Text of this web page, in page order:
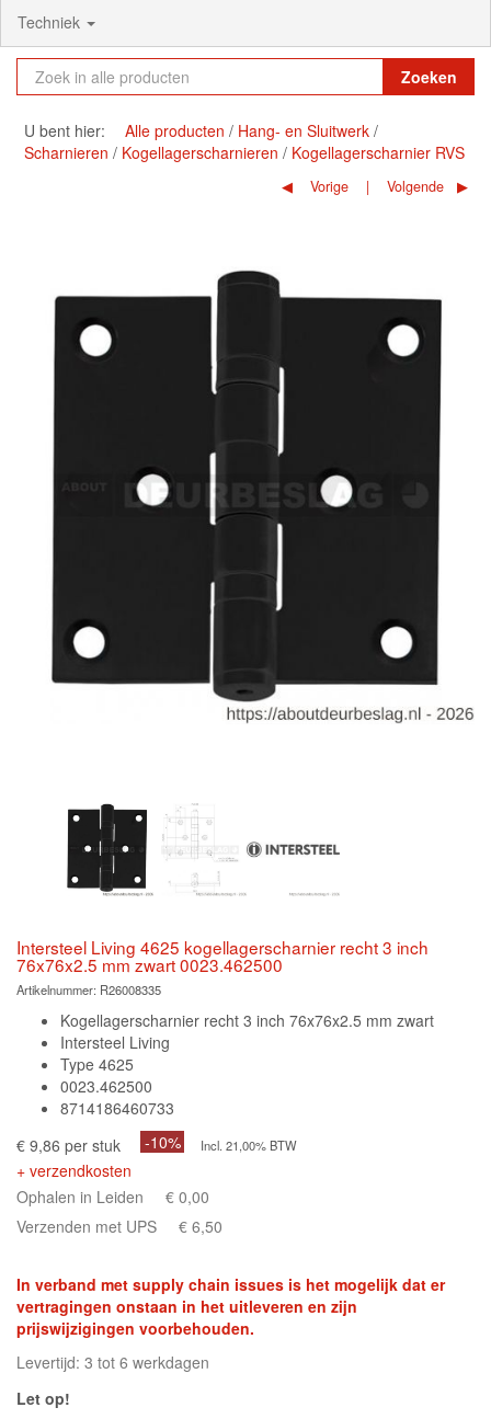
Techniek
Zoeken
U bent hier: Alle producten
Hang- en Sluitwerk
Scharnieren
Kogellagerscharnieren Kogellagerscharnier RVS
Vorige Volgende
Intersteel Living 4625 kogellagerscharnier recht 3 inch
76x76x2.5 mm zwart 0023.462500
Artikelnummer: R26008335
Kogellagerscharnier recht 3 inch 76x76x2.5 mm zwart
Intersteel Living
Type 4625
0023.462500
8714186460733
€ 9,86 per stuk
-10% Incl. 21,00% BTW
+ verzendkosten
Ophalen in Leiden
€ 0,00
Verzenden met UPS
€ 6,50
In verband met supply chain issues is het mogelijk dat er
vertragingen onstaan in het uitleveren en zijn
prijswijzigingen voorbehouden.
Levertijd: 3 tot 6 werkdagen
Let op!